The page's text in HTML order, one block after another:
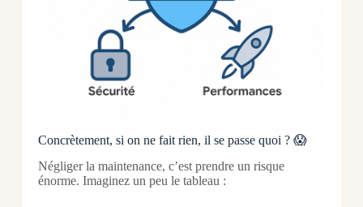
Concrètement, si on ne fait rien, il se passe quoi ? 😱
Négliger la maintenance, c’est prendre un risque
énorme. Imaginez un peu le tableau :